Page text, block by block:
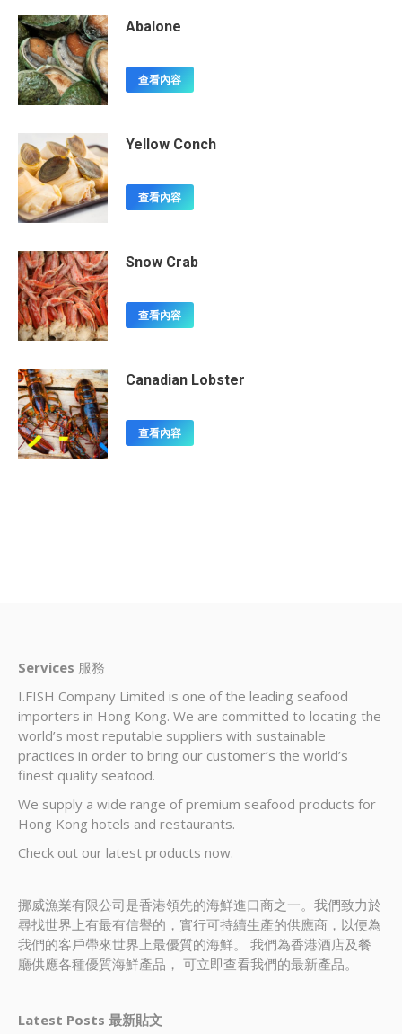
Abalone
查看內容
Yellow Conch
查看內容
Snow Crab
查看內容
Canadian Lobster
查看內容
Services 服務
I.FISH Company Limited is one of the leading seafood
importers in Hong Kong. We are committed to locating the
world’s most reputable suppliers with sustainable
practices in order to bring our customer’s the world’s
finest quality seafood.
We supply a wide range of premium seafood products for
Hong Kong hotels and restaurants.
Check out our latest products now.
挪威漁業有限公司是香港領先的海鮮進口商之一。我們致力於
尋找世界上有最有信譽的，實行可持續生產的供應商，以便為
我們的客戶帶來世界上最優質的海鮮。 我們為香港酒店及餐
廳供應各種優質海鮮產品， 可立即查看我們的最新產品。
Latest Posts 最新貼文